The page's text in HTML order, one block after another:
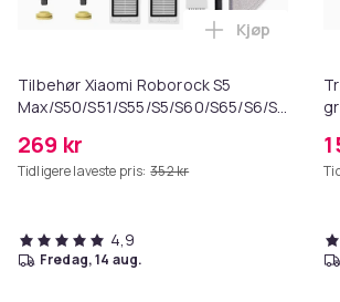
Tilbehør Xiaomi Roborock S5
Max/S50/S51/S55/S5/S60/S65/S6/S6
269 kr
Tidligere laveste pris: 352 kr
Legg
Kjøp
4,9
fredag, 14 aug.